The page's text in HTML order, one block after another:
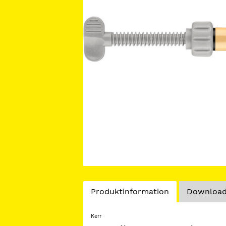
Current
Produktinformation
Kerr